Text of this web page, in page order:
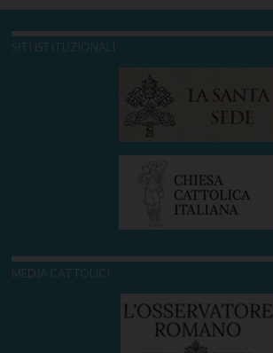
SITI ISTITUZIONALI
MEDIA CATTOLICI